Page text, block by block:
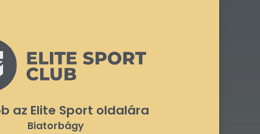
az Elite Sport oldalára
Biatorbágy